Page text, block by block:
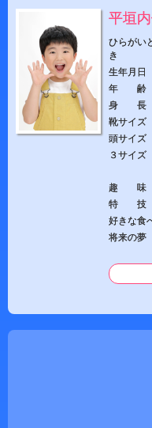
平垣
ひらがい
き
生年月日
年 齢
身 長
靴サイズ
頭サイズ
３サイズ
趣 味
特 技
好きな食
将来の夢